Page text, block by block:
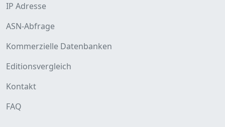
IP Adresse
ASN-Abfrage
Kommerzielle Datenbanken
Editionsvergleich
Kontakt
FAQ